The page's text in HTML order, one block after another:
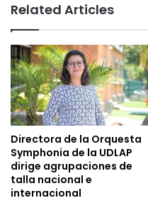
Related Articles
Directora de la Orquesta
Symphonia de la UDLAP
dirige agrupaciones de
talla nacional e
internacional